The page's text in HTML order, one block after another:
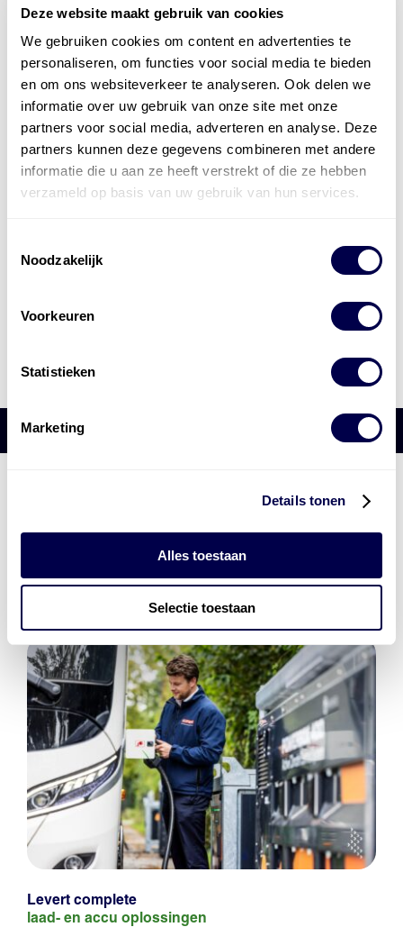
Deze website maakt gebruik van cookies
We gebruiken cookies om content en advertenties te
personaliseren, om functies voor social media te bieden
en om ons websiteverkeer te analyseren. Ook delen we
informatie over uw gebruik van onze site met onze
partners voor social media, adverteren en analyse. Deze
partners kunnen deze gegevens combineren met andere
informatie die u aan ze heeft verstrekt of die ze hebben
verzameld op basis van uw gebruik van hun services.
Noodzakelijk
Voorkeuren
Statistieken
Marketing
Details tonen
Alles toestaan
Selectie toestaan
vier divisies
Levert complete
laad- en accu oplossingen